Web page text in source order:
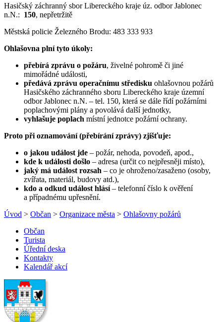
Hasičský záchranný sbor Libereckého kraje úz. odbor Jablonec
n.N.: 150, nepřetržitě
Městská policie Železného Brodu: 483 333 933
Ohlašovna plní tyto úkoly:
přebírá zprávu o požáru, živelné pohromě či jiné
mimořádné události,
předává zprávu operačnímu středisku ohlašovnou požárů
Hasičského záchranného sboru Libereckého kraje územní
odbor Jablonec n.N. – tel. 150, která se dále řídí požárními
poplachovými plány a povolává další jednotky,
vyhlašuje poplach místní jednotce požární ochrany.
Proto při oznamování (přebírání zprávy) zjišťuje:
o jakou událost jde – požár, nehoda, povodeň, apod.,
kde k události došlo – adresa (určit co nejpřesněji místo),
jaký má událost rozsah – co je ohroženo/zasaženo (osoby,
zvířata, materiál, budovy atd.),
kdo a odkud událost hlásí– telefonní číslo k ověření
a případnému upřesnění.
Úvod > Občan > Organizace města > Ohlašovny požárů
Občan
Turista
Úřední deska
Kontakty
Kalendář akcí